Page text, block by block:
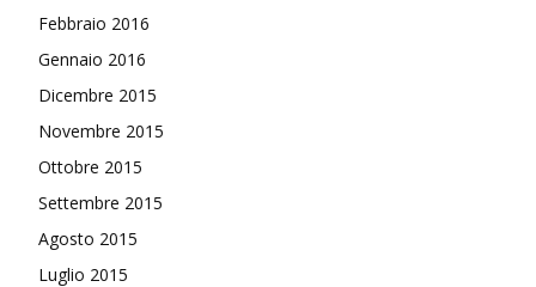
Febbraio 2016
Gennaio 2016
Dicembre 2015
Novembre 2015
Ottobre 2015
Settembre 2015
Agosto 2015
Luglio 2015